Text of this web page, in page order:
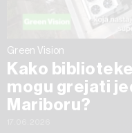
Green Vision
Kako
mogu grejati
Mariboru?